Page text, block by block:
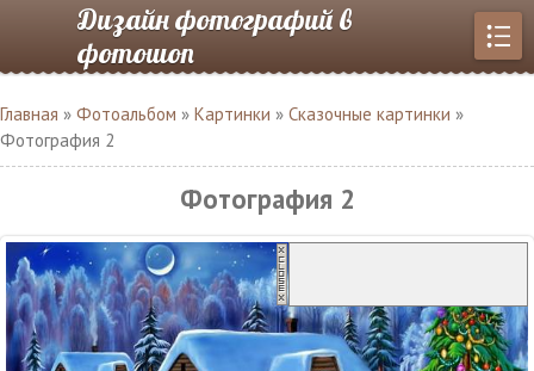
Дизайн фотографий в
фотошоп
Главная » Фотоальбом » Картинки » Сказочные картинки »
Фотография 2
Фотография 2